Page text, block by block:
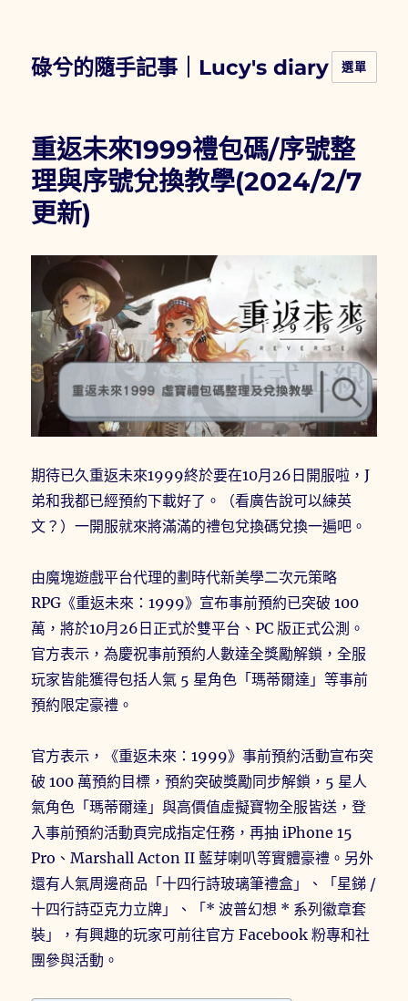
碌兮的隨手記事｜Lucy's diary 選單
重返未來1999禮包碼/序號整
理與序號兌換教學(2024/2/7
更新)
期待已久重返未來1999終於要在10月26日開服啦，J
弟和我都已經預約下載好了。（看廣告說可以練英
文？）一開服就來將滿滿的禮包兌換碼兌換一遍吧。
由魔塊遊戲平台代理的劃時代新美學二次元策略
RPG《重返未來：1999》宣布事前預約已突破 100
萬，將於10月26日正式於雙平台、PC 版正式公測。
官方表示，為慶祝事前預約人數達全獎勵解鎖，全服
玩家皆能獲得包括人氣 5 星角色「瑪蒂爾達」等事前
預約限定豪禮。
官方表示，《重返未來：1999》事前預約活動宣布突
破 100 萬預約目標，預約突破獎勵同步解鎖，5 星人
氣角色「瑪蒂爾達」與高價值虛擬寶物全服皆送，登
入事前預約活動頁完成指定任務，再抽 iPhone 15
Pro、Marshall Acton II 藍芽喇叭等實體豪禮。另外
還有人氣周邊商品「十四行詩玻璃筆禮盒」、「星銻 /
十四行詩亞克力立牌」、「* 波普幻想 * 系列徽章套
裝」，有興趣的玩家可前往官方 Facebook 粉專和社
團參與活動。